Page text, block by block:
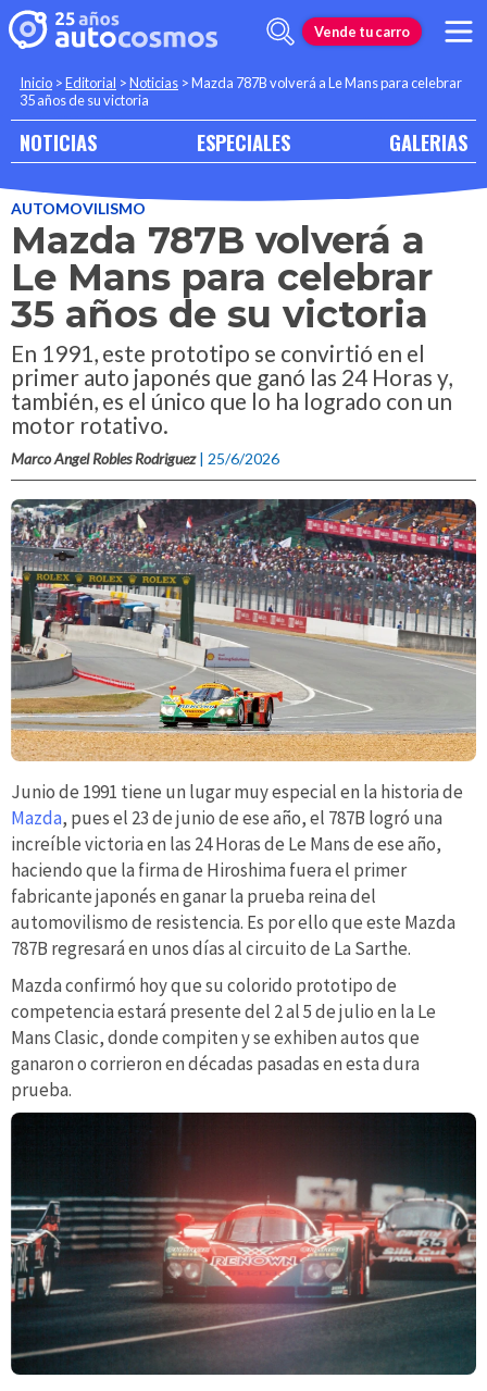
Vende tu carro
Inicio >Editorial >Noticias >Mazda 787B volverá a Le Mans para celebrar
35 años de su victoria
NOTICIAS ESPECIALES GALERIAS
AUTOMOVILISMO
Mazda 787B volverá a
Le Mans para celebrar
35 años de su victoria
En 1991, este prototipo se convirtió en el
primer auto japonés que ganó las 24 Horas y,
también, es el único que lo ha logrado con un
motor rotativo.
Marco Angel Robles Rodriguez | 25/6/2026
Junio de 1991 tiene un lugar muy especial en la historia de
Mazda, pues el 23 de junio de ese año, el 787B logró una
increíble victoria en las 24 Horas de Le Mans de ese año,
haciendo que la firma de Hiroshima fuera el primer
fabricante japonés en ganar la prueba reina del
automovilismo de resistencia. Es por ello que este Mazda
787B regresará en unos días al circuito de La Sarthe.
Mazda confirmó hoy que su colorido prototipo de
competencia estará presente del 2 al 5 de julio en la Le
Mans Clasic, donde compiten y se exhiben autos que
ganaron o corrieron en décadas pasadas en esta dura
prueba.